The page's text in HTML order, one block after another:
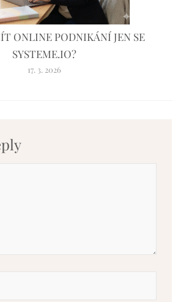
ONLINE PODNIKÁNÍ JEN SE
SYSTEME.IO?
17. 3. 2026